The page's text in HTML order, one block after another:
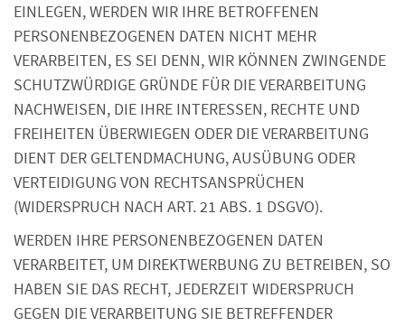
EINLEGEN, WERDEN WIR IHRE BETROFFENEN
PERSONENBEZOGENEN DATEN NICHT MEHR
VERARBEITEN, ES SEI DENN, WIR KÖNNEN ZWINGENDE
SCHUTZWÜRDIGE GRÜNDE FÜR DIE VERARBEITUNG
NACHWEISEN, DIE IHRE INTERESSEN, RECHTE UND
FREIHEITEN ÜBERWIEGEN ODER DIE VERARBEITUNG
DIENT DER GELTENDMACHUNG, AUSÜBUNG ODER
VERTEIDIGUNG VON RECHTSANSPRÜCHEN
(WIDERSPRUCH NACH ART. 21 ABS. 1 DSGVO).
WERDEN IHRE PERSONENBEZOGENEN DATEN
VERARBEITET, UM DIREKTWERBUNG ZU BETREIBEN, SO
HABEN SIE DAS RECHT, JEDERZEIT WIDERSPRUCH
GEGEN DIE VERARBEITUNG SIE BETREFFENDER